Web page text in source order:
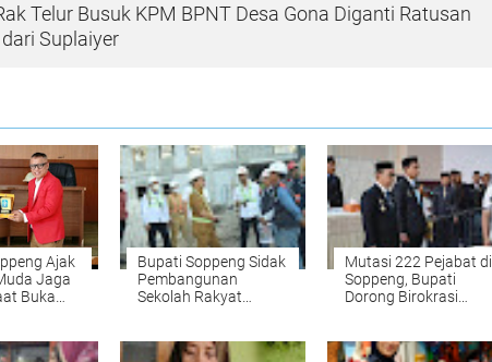
Telur Busuk KPM BPNT Desa Gona Diganti Ratusan
Suplaiyer
Ajak
Jaga
Buka
Bupati Soppeng Sidak
Pembangunan
Sekolah Rakyat
Mutasi 222 Pejabat di
Soppeng, Bupati
Dorong Birokrasi